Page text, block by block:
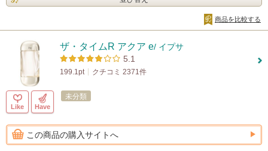
商品を比較する
ザ・タイムR アクア e/ イプサ
5.1
199.1pt クチコミ 2371件
Like Have
未分類
この商品の購入サイトへ